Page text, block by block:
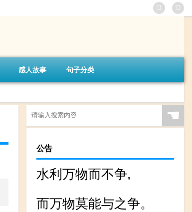
感人故事 句子分类
☚
公告
水利万物而不争,
而万物莫能与之争。